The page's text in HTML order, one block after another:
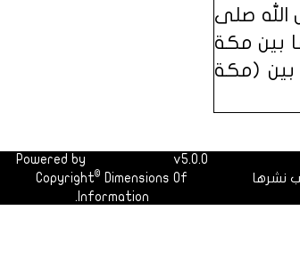
صلى
بين مكة
بين (مكة
نشرها
Powered by
v5.0.0
Copyright© Dimensions Of
Information.